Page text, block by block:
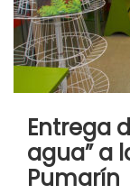
Entrega
agua” a
Pumarín